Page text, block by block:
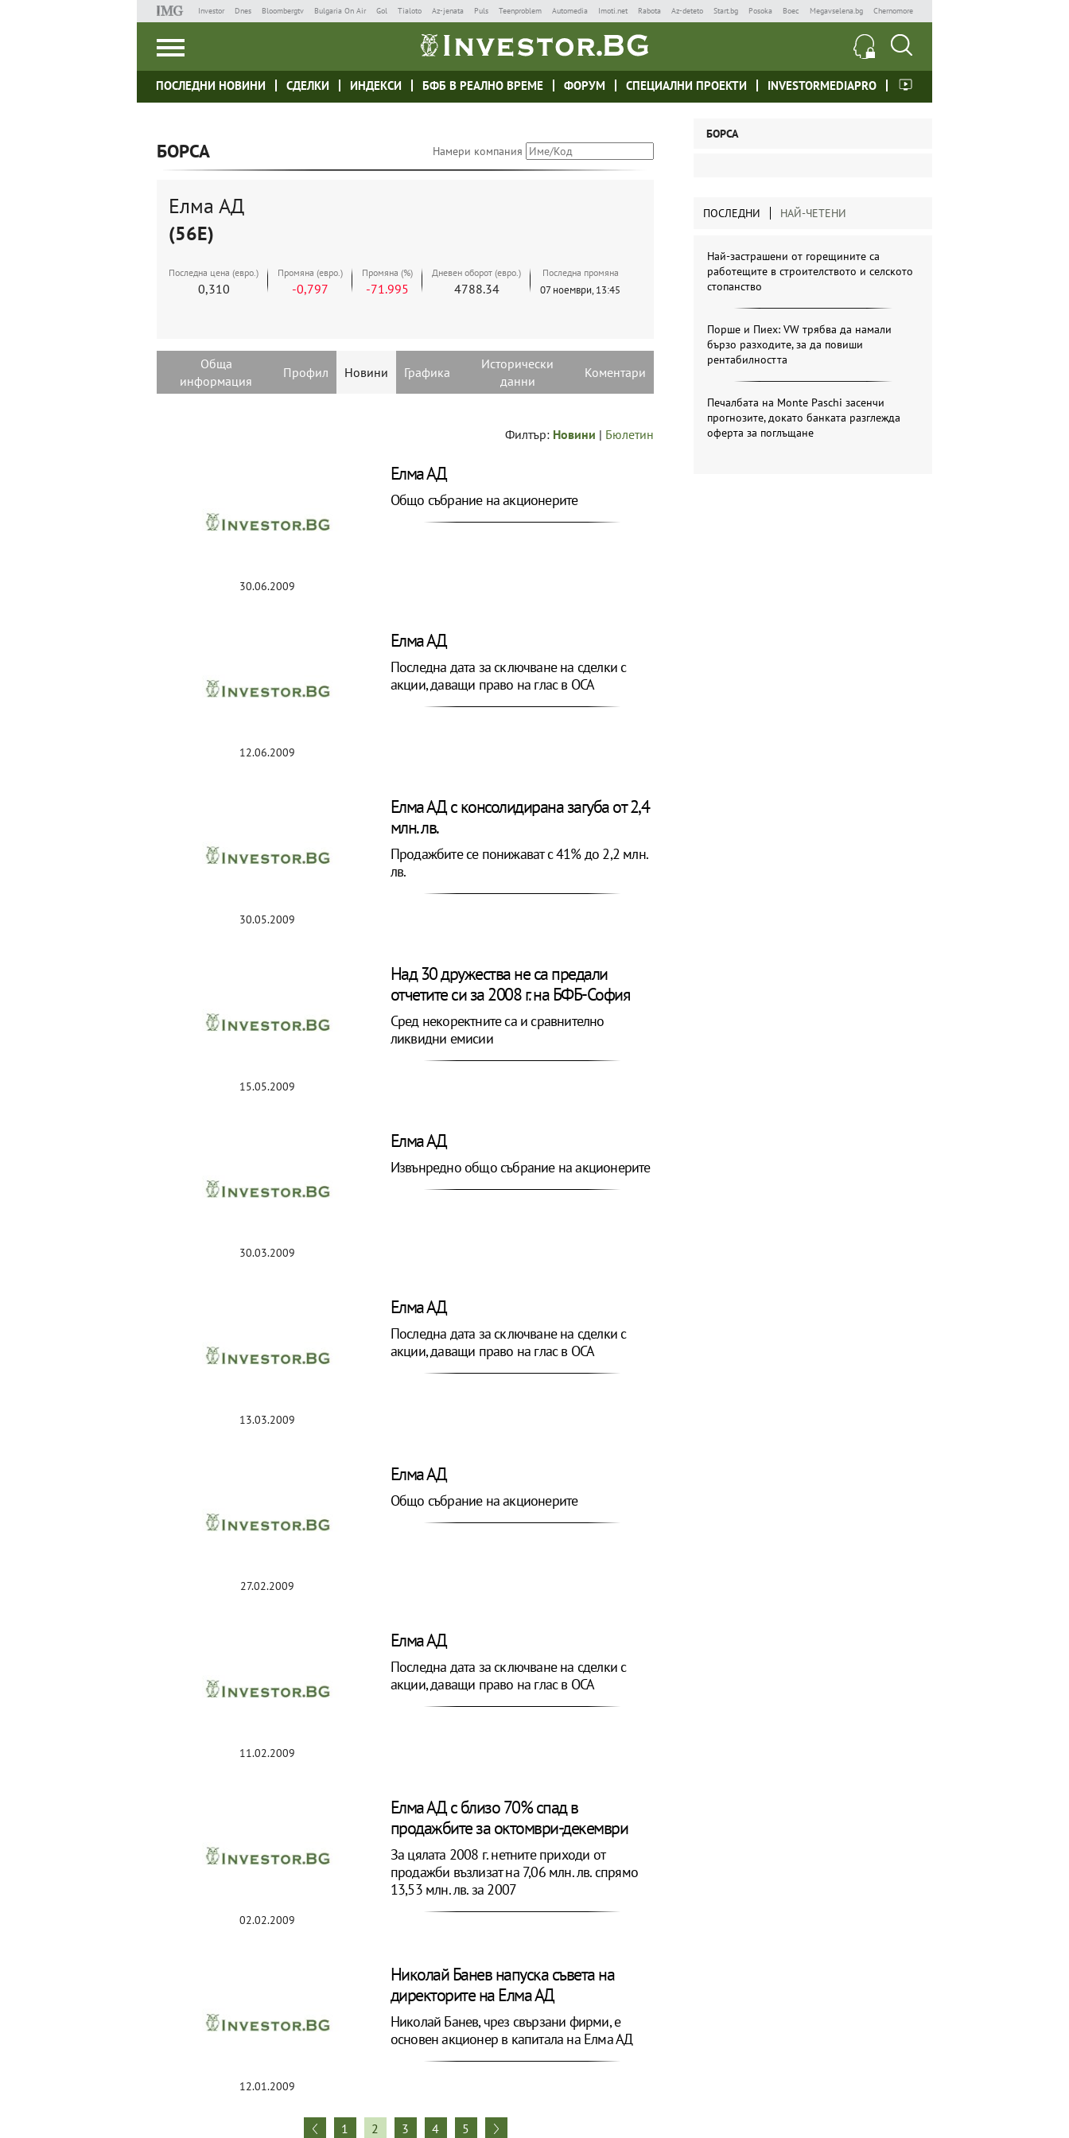
Investor Dnes Bloombergtv Bulgaria On Air Gol Tialoto Az-jenata Puls Teenproblem Automedia Imoti.net Rabota Az-deteto Start.bg Posoka Boec Megavselena.bg Chernomore
ПОСЛЕДНИ НОВИНИ СДЕЛКИ ИНДЕКСИ БФБ В РЕАЛНО ВРЕМЕ ФОРУМ СПЕЦИАЛНИ ПРОЕКТИ INVESTORMEDIAPRO
БОРСА Намери компания
Елма АД
(56E)
Последна цена (евро.)
0,310
Промяна (евро.)
-0,797
Промяна (%)
-71.995
Дневен оборот (евро.)
4788.34
Последна промяна
07 ноември, 13:45
Обща
информация
Профил Новини Графика
Исторически
данни
Коментари
БОРСА
ПОСЛЕДНИ НАЙ-ЧЕТЕНИ
Най-застрашени от горещините са
работещите в строителството и селското
стопанство
Порше и Пиех: VW трябва да намали
бързо разходите, за да повиши
рентабилността
Печалбата на Monte Paschi засенчи
прогнозите, докато банката разглежда
оферта за поглъщане
Филтър: Новини | Бюлетин
30.06.2009
Елма АД
Общо събрание на акционерите
12.06.2009
Елма АД
Последна дата за сключване на сделки с
акции, даващи право на глас в ОСА
30.05.2009
Елма АД с консолидирана загуба от 2,4
млн. лв.
Продажбите се понижават с 41% до 2,2 млн.
лв.
15.05.2009
Над 30 дружества не са предали
отчетите си за 2008 г. на БФБ-София
Сред некоректните са и сравнително
ликвидни емисии
30.03.2009
Елма АД
Извънредно общо събрание на акционерите
13.03.2009
Елма АД
Последна дата за сключване на сделки с
акции, даващи право на глас в ОСА
27.02.2009
Елма АД
Общо събрание на акционерите
11.02.2009
Елма АД
Последна дата за сключване на сделки с
акции, даващи право на глас в ОСА
02.02.2009
Елма АД с близо 70% спад в
продажбите за октомври-декември
За цялата 2008 г. нетните приходи от
продажби възлизат на 7,06 млн. лв. спрямо
13,53 млн. лв. за 2007
12.01.2009
Николай Банев напуска съвета на
директорите на Елма АД
Николай Банев, чрез свързани фирми, е
основен акционер в капитала на Елма АД
1 2 3 4 5